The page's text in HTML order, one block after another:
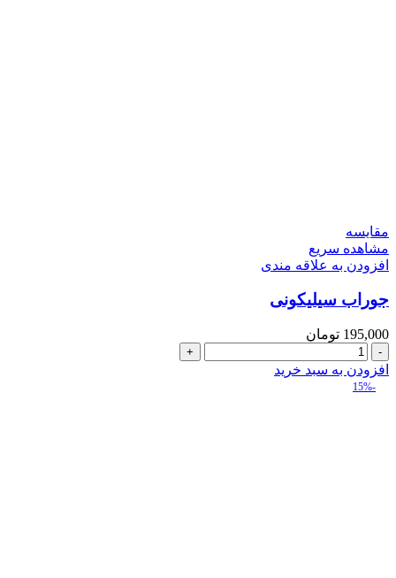
مقایسه
مشاهده سریع
افزودن به علاقه مندی
جوراب سیلیکونی
195,000 تومان
جوراب
سیلیکونی
عدد
افزودن به سبد خرید
-15%